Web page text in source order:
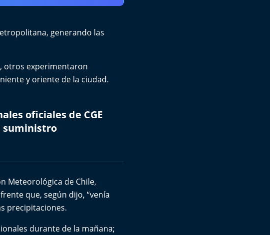
generando las
otros experimentaron
y oriente de la ciudad.
oficiales de CGE
suministro
Meteorológica de Chile,
que, según dijo, “venía
precipitaciones.
durante de la mañana;